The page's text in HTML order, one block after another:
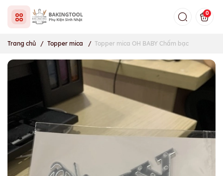
0
Trang chủ / Topper mica / Topper mica OH BABY Chấm bạc